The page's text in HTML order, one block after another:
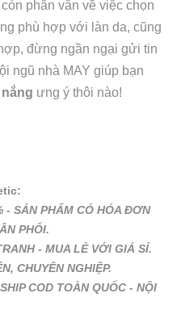
phân vân về việc chọn
phù hợp với làn da, cũng
đừng ngần ngại gửi tin
ngũ nhà MAY giúp bạn
ưng ý thôi nào!
- SẢN PHẨM CÓ HÓA ĐƠN
PHỐI.
- MUA LẺ VỚI GIÁ SỈ.
CHUYÊN NGHIỆP.
COD TOÀN QUỐC - NỘI